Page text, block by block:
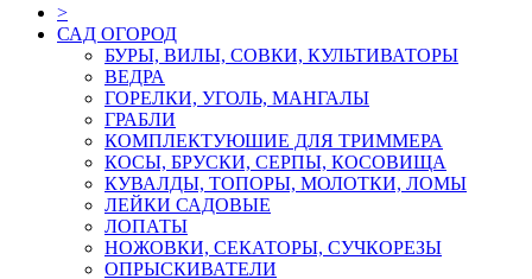
>
САД ОГОРОД
БУРЫ, ВИЛЫ, СОВКИ, КУЛЬТИВАТОРЫ
ВЕДРА
ГОРЕЛКИ, УГОЛЬ, МАНГАЛЫ
ГРАБЛИ
КОМПЛЕКТУЮШИЕ ДЛЯ ТРИММЕРА
КОСЫ, БРУСКИ, СЕРПЫ, КОСОВИЩА
КУВАЛДЫ, ТОПОРЫ, МОЛОТКИ, ЛОМЫ
ЛЕЙКИ САДОВЫЕ
ЛОПАТЫ
НОЖОВКИ, СЕКАТОРЫ, СУЧКОРЕЗЫ
ОПРЫСКИВАТЕЛИ